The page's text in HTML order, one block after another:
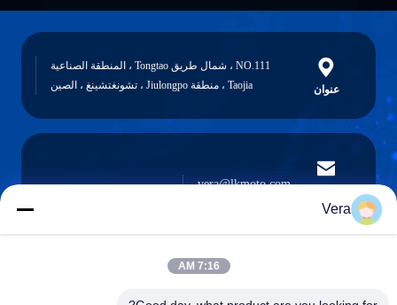
عنوان
NO.111 ، شمال طريق Tongtao ، المنطقة الصناعية
Taojia ، منطقة Jiulongpo ، تشونغتشينغ ، الصين
الإلكتروني
vera@lkmoto.com
Vera
7:16 AM